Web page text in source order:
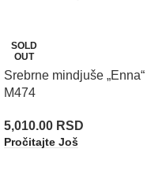
SOLD
OUT
Srebrne mindjuše „Enna“
M474
5,010.00 RSD
Pročitajte Još